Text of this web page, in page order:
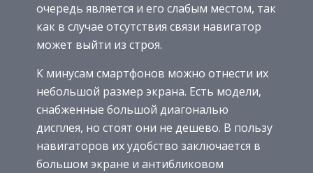
очередь является и его слабым местом, так
как в случае отсутствия связи навигатор
может выйти из строя.
К минусам смартфонов можно отнести их
небольшой размер экрана. Есть модели,
снабженные большой диагональю
дисплея, но стоят они не дешево. В пользу
навигаторов их удобство заключается в
большом экране и антибликовом